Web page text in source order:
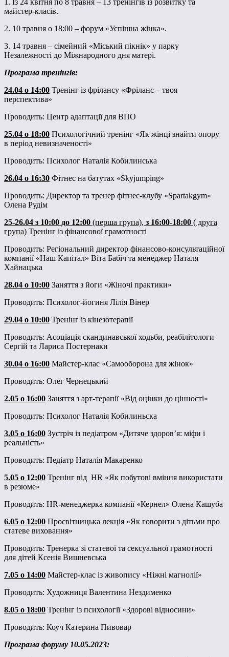
1. Із 24 квітня по 8 травня – 13 тренінгів із розвитку та
майстер-класів.
2. 10 травня о 18:00 – форум «Успішна жінка».
3. 14 травня – сімейний «Міський пікнік» у парку
Незалежності до Міжнародного дня матері.
Програма тренінгів:
24.04 о 14:00 Тренінг із фрілансу «Фріланс – твоя
перспектива»
Проводить: Центр адаптації для ВПО
25.04 о 18:00 Психологічний тренінг «Як жінці знайти опору
в період невизначеності»
Проводить: Психолог Наталія Кобилинська
26.04 о 16:30 Фітнес на батутах «Skyjumping»
Проводить: Директор та тренер фітнес-клубу «Spartakgym»
Олена Рудім
25-26.04 з 10:00 до 12:00 (перша група), з 16:00-18:00 ( друга
група) Тренінг із фінансової грамотності
Проводить: Регіональний директор фінансово-консультаційної
компанії «Наш Капітал» Віта Бабіч та менеджер Наталя
Хайнацька
28.04 о 10:00 Заняття з йоги «Жіночі практики»
Проводить: Психолог-йогиня Лілія Вінер
29.04 о 10:00 Тренінг із кінезотерапії
Проводить: Асоціація скандинавської ходьби, реабілітологи
Сергій та Лариса Постернаки
30.04 о 16:00 Майстер-клас «Самооборона для жінок»
Проводить: Олег Чернецький
2.05 о 16:00 Заняття з арт-терапії «Від оцінки до цінності»
Проводить: Психолог Наталія Кобилиньска
3.05 о 16:00 Зустріч із педіатром «Дитяче здоров’я: міфи і
реальність»
Проводить: Педіатр Наталія Макаренко
5.05 о 12:00 Тренінг від HR «Як побутові вміння використати
в резюме»
Проводить: HR-менеджерка компанії «Кернел» Олена Кашуба
6.05 о 12:00 Просвітницька лекція «Як говорити з дітьми про
статеве виховання»
Проводить: Тренерка зі статевої та сексуальної грамотності
для дітей Ксенія Вишневська
7.05 о 14:00 Майстер-клас із живопису «Ніжні магнолії»
Проводить: Художниця Валентина Нездименко
8.05 о 18:00 Тренінг із психології «Здорові відносини»
Проводить: Коуч Катерина Пивовар
Програма форуму 10.05.2023: